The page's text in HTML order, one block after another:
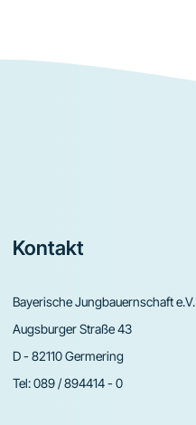
Footer
Kontakt
Bayerische Jungbauernschaft e.V.
Augsburger Straße 43
D - 82110 Germering
Tel:089 / 894414 - 0